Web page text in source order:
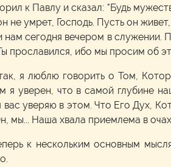
к Павлу и сказал: "Будь
не умрет, Господь. Пусть он
нам сегодня вечером в служении.
прославился, ибо мы просим об
я люблю говорить о Том,
я уверен, что в самой глубине
вас уверяю в этом. Что Его Дух,
мы... Наша хвала приемлема в
к нескольким основным